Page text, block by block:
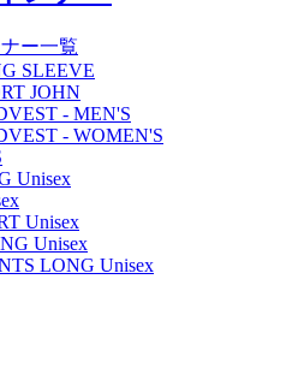
ー一覧
SLEEVE
JOHN
- MEN'S
- WOMEN'S
Unisex
Unisex
Unisex
LONG Unisex